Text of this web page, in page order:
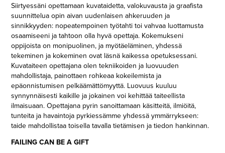
Siirtyessäni opettamaan kuvataidetta, valokuvausta ja graafista
suunnittelua opin aivan uudenlaisen ahkeruuden ja
sinnikkyyden: nopeatempoinen työtahti toi vahvaa luottamusta
osaamiseeni ja tahtoon olla hyvä opettaja. Kokemukseni
oppijoista on monipuolinen, ja myötäeläminen, yhdessä
tekeminen ja kokeminen ovat läsnä kaikessa opetuksessani.
Kuvataiteen opettajana olen tekniikoiden ja luovuuden
mahdollistaja, painottaen rohkeaa kokeilemista ja
epäonnistumisen pelkäämättömyyttä. Luovuus kuuluu
synnynnäisesti kaikille ja jokainen voi kehittää taiteellista
ilmaisuaan. Opettajana pyrin sanoittamaan käsitteitä, ilmiöitä,
tunteita ja havaintoja pyrkiessämme yhdessä ymmärrykseen:
taide mahdollistaa toisella tavalla tietämisen ja tiedon hankinnan.
FAILING CAN BE A GIFT